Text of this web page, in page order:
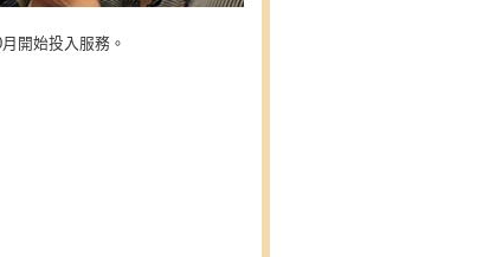
開始投入服務。